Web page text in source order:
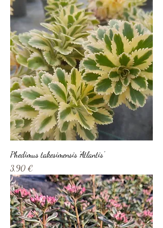
Phedimus takesimensis 'Atlantis'
Prix
3,90 €